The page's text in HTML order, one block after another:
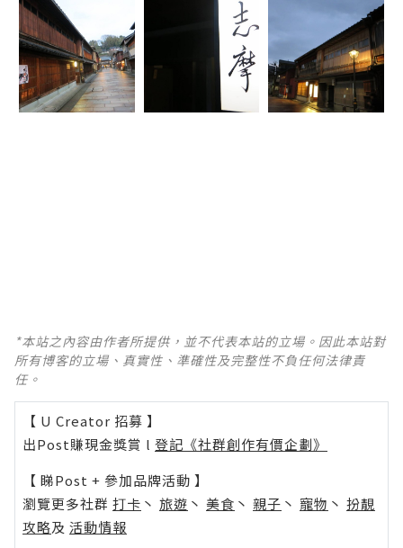
*本站之內容由作者所提供，並不代表本站的立場。因此本站對
所有博客的立場、真實性、準確性及完整性不負任何法律責
任。
【 U Creator 招募 】
出Post賺現金獎賞 l 登記《社群創作有價企劃》
【 睇Post + 參加品牌活動 】
瀏覽更多社群 打卡 丶 旅遊 丶 美食 丶 親子 丶 寵物 丶 扮靚
攻略及 活動情報